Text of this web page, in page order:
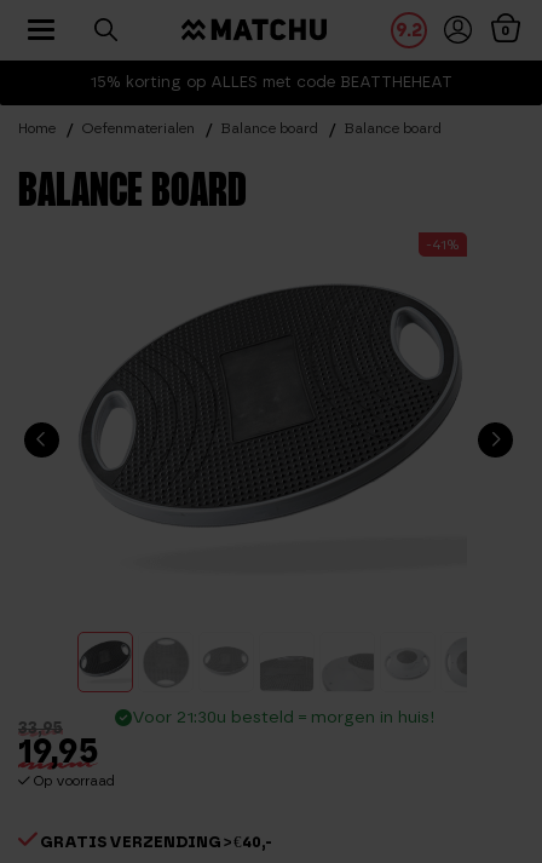
15% korting op ALLES met code BEATTHEHEAT
9.2 0
Toggle navigation
Home Oefenmaterialen Balance board Balance board
BALANCE BOARD
-41%
33,95
19,95
Op voorraad
Voor 21:30u besteld = morgen in huis!
GRATIS VERZENDING > €40,-